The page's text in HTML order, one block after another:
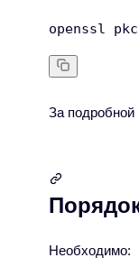
За
Необходимо: